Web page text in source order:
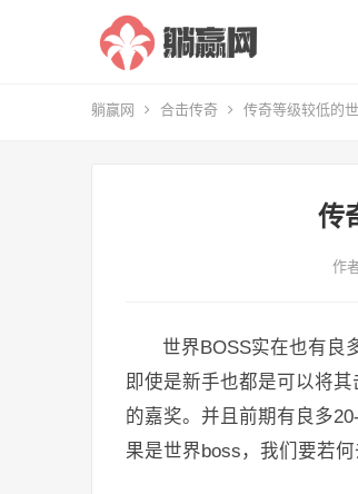
躺赢网 合击传奇 传奇等级较低的
传
作
世界BOSS实在也有良
即使是新手也都是可以将
的嘉奖。并且前期有良多
果是世界boss，我们要若何